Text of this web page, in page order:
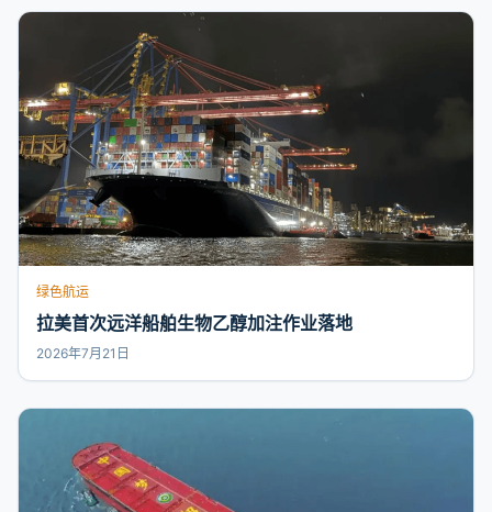
绿色航运
拉美首次远洋船舶生物乙醇加注作业落地
2026年7月21日